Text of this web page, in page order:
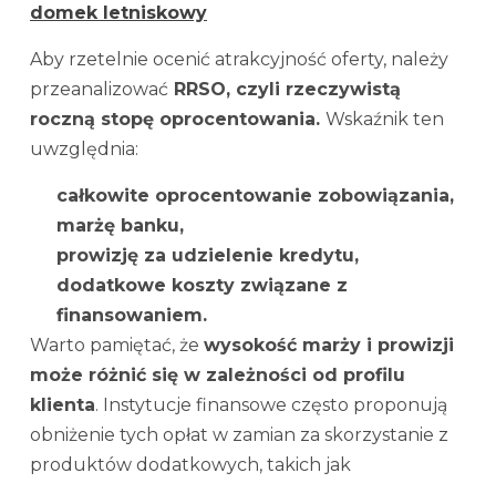
domek letniskowy
Aby rzetelnie ocenić atrakcyjność oferty, należy
przeanalizować RRSO, czyli rzeczywistą
roczną stopę oprocentowania. Wskaźnik ten
uwzględnia:
całkowite oprocentowanie zobowiązania,
marżę banku,
prowizję za udzielenie kredytu,
dodatkowe koszty związane z
finansowaniem.
Warto pamiętać, że wysokość marży i prowizji
może różnić się w zależności od profilu
klienta. Instytucje finansowe często proponują
obniżenie tych opłat w zamian za skorzystanie z
produktów dodatkowych, takich jak